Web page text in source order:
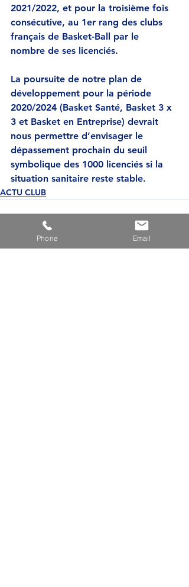
2021/2022, et pour la troisième fois
consécutive, au 1er rang des clubs
français de Basket-Ball par le
nombre de ses licenciés.
La poursuite de notre plan de
développement pour la période
2020/2024 (Basket Santé, Basket 3 x
3 et Basket en Entreprise) devrait
nous permettre d’envisager le
dépassement prochain du seuil
symbolique des 1000 licenciés si la
situation sanitaire reste stable.
ACTU CLUB
Phone Email